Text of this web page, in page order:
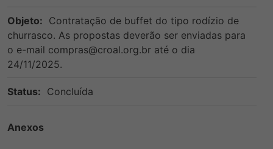
Objeto: Contratação de buffet do tipo rodízio de
churrasco. As propostas deverão ser enviadas para
o e-mail compras@croal.org.br até o dia
24/11/2025.
Status: Concluída
Anexos